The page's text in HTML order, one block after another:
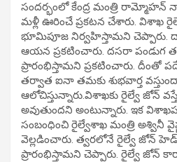
సందర్భంలో కేంద్ర మంత్రి రామ్మోహన్
మళ్లీ ఊరించే ప్రకటన చేశారు. విశాఖ
భూమిపూజ నిర్వహిస్తామని చెప్పారు.
ఆయన ప్రకటించారు. దసరా పండుగ
ప్రారంభిస్తామని ప్రకటించారు. దీంతో
తర్వాత ఐనా తమకు శుభవార్త
ఆలోచిస్తున్నారు.విశాఖకు రైల్వే జోన్
అవుతుందని అంటున్నారు. ఇక
సంబంధించి రైల్వేశాఖ మంత్రి అశ్వినీ
వెల్లడించారు. త్వరలోనే రైల్వే జోన్ హెడ్
ప్రారంభిస్తామని చెప్పారు. రైల్వే జోన్